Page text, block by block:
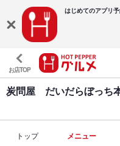
はじめてのアプリ
お店TOP
炭問屋 だいだらぼっち
トップ メニュー